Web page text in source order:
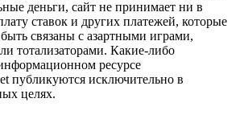
деньги, сайт не принимает ни в
ставок и других платежей, которые
связаны с азартными играми,
тотализаторами. Какие-либо
ресурсе
публикуются исключительно в
целях.